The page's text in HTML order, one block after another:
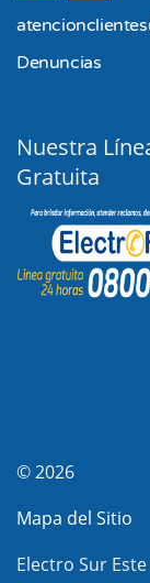
Denuncias
Nuestra
Gratuita
© 2026
Mapa del Sitio
Electro Sur